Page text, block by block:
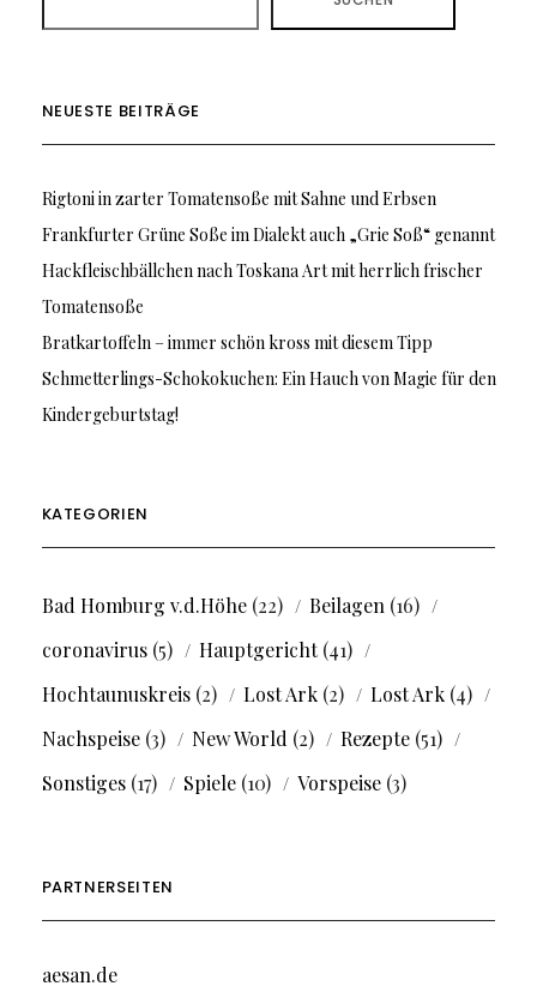
NEUESTE BEITRÄGE
Rigtoni in zarter Tomatensoße mit Sahne und Erbsen
Frankfurter Grüne Soße im Dialekt auch „Grie Soß“ genannt
Hackfleischbällchen nach Toskana Art mit herrlich frischer
Tomatensoße
Bratkartoffeln – immer schön kross mit diesem Tipp
Schmetterlings-Schokokuchen: Ein Hauch von Magie für den
Kindergeburtstag!
KATEGORIEN
Bad Homburg v.d.Höhe(22) Beilagen(16)
coronavirus(5) Hauptgericht(41)
Hochtaunuskreis(2) Lost Ark(2) Lost Ark(4)
Nachspeise(3) New World (2) Rezepte(51)
Sonstiges(17) Spiele(10) Vorspeise(3)
PARTNERSEITEN
aesan.de